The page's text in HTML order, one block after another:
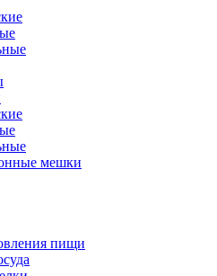
мешки
пищи